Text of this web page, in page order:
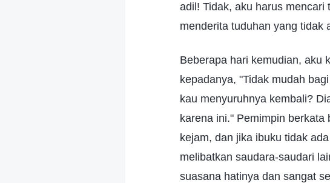
adil! Tidak, aku harus mencari
menderita tuduhan yang tidak
Beberapa hari kemudian, aku
kepadanya, "Tidak mudah
kau menyuruhnya kembali?
karena ini." Pemimpin
kejam, dan jika ibuku tidak
melibatkan saudara-saudari
suasana hatinya dan sangat